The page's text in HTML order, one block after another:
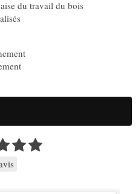
du travail du bois